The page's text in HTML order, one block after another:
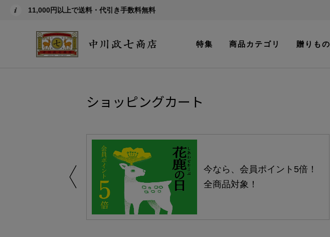
11,000円以上で送料・代引き手数料無料
特集 商品カテゴリ 贈りもの
ショッピングカート
今なら、会員ポイント5倍！
全商品対象！